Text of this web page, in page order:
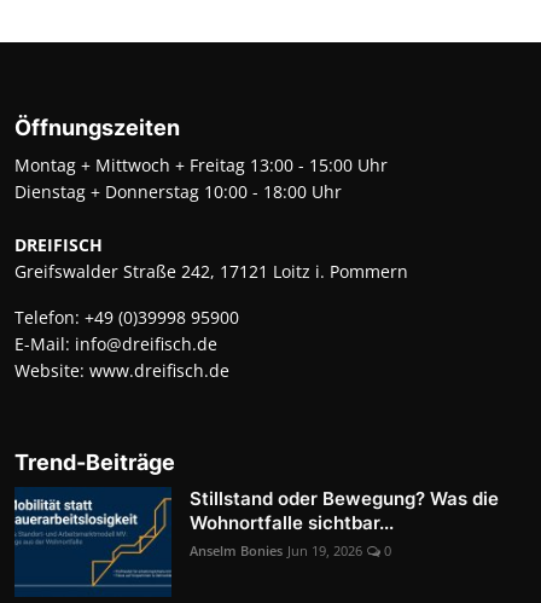
Öffnungszeiten
Montag + Mittwoch + Freitag 13:00 - 15:00 Uhr
Dienstag + Donnerstag 10:00 - 18:00 Uhr
DREIFISCH
Greifswalder Straße 242, 17121 Loitz i. Pommern
Telefon: +49 (0)39998 95900
E-Mail: info@dreifisch.de
Website: www.dreifisch.de
Trend-Beiträge
Stillstand oder Bewegung? Was die
Wohnortfalle sichtbar...
Anselm Bonies Jun 19, 2026 0